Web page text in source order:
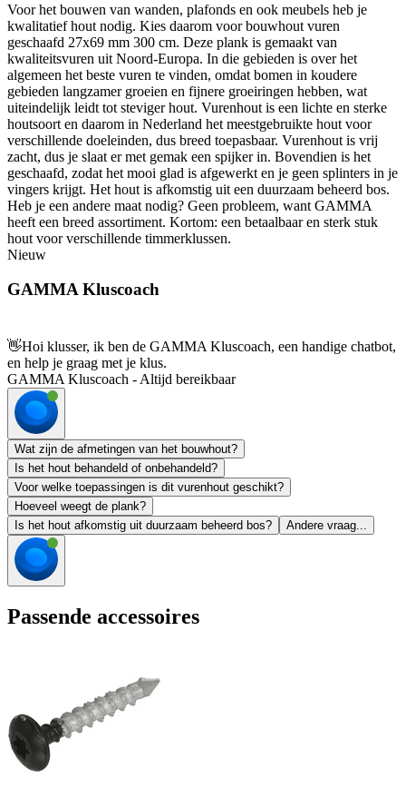
Voor het bouwen van wanden, plafonds en ook meubels heb je
kwalitatief hout nodig. Kies daarom voor bouwhout vuren
geschaafd 27x69 mm 300 cm. Deze plank is gemaakt van
kwaliteitsvuren uit Noord-Europa. In die gebieden is over het
algemeen het beste vuren te vinden, omdat bomen in koudere
gebieden langzamer groeien en fijnere groeiringen hebben, wat
uiteindelijk leidt tot steviger hout. Vurenhout is een lichte en sterke
houtsoort en daarom in Nederland het meestgebruikte hout voor
verschillende doeleinden, dus breed toepasbaar. Vurenhout is vrij
zacht, dus je slaat er met gemak een spijker in. Bovendien is het
geschaafd, zodat het mooi glad is afgewerkt en je geen splinters in je
vingers krijgt. Het hout is afkomstig uit een duurzaam beheerd bos.
Heb je een andere maat nodig? Geen probleem, want GAMMA
heeft een breed assortiment. Kortom: een betaalbaar en sterk stuk
hout voor verschillende timmerklussen.
Nieuw
GAMMA Kluscoach
👋Hoi klusser, ik ben de GAMMA Kluscoach, een handige chatbot,
en help je graag met je klus.
GAMMA Kluscoach - Altijd bereikbaar
Wat zijn de afmetingen van het bouwhout?
Is het hout behandeld of onbehandeld?
Voor welke toepassingen is dit vurenhout geschikt?
Hoeveel weegt de plank?
Is het hout afkomstig uit duurzaam beheerd bos?
Andere vraag...
Passende accessoires